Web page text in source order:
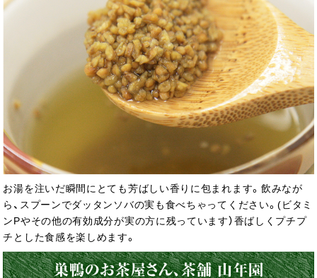
お湯を注いだ瞬間にとても芳ばしい香りに包まれます。飲みなが
ら、スプーンでダッタンソバの実も食べちゃってください。(ビタミ
ンPやその他の有効成分が実の方に残っています）香ばしくプチプ
チとした食感を楽しめます。